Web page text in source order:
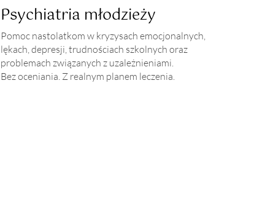
Psychiatria młodzieży
Pomoc nastolatkom w kryzysach emocjonalnych,
lękach, depresji, trudnościach szkolnych oraz
problemach związanych z uzależnieniami.
Bez oceniania. Z realnym planem leczenia.